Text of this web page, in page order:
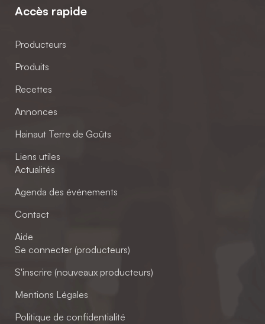
Accès rapide
Producteurs
Produits
Recettes
Annonces
Hainaut Terre de Goûts
Liens utiles
Actualités
Agenda des événements
Contact
Aide
Se connecter (producteurs)
S'inscrire (nouveaux producteurs)
Mentions Légales
Politique de confidentialité